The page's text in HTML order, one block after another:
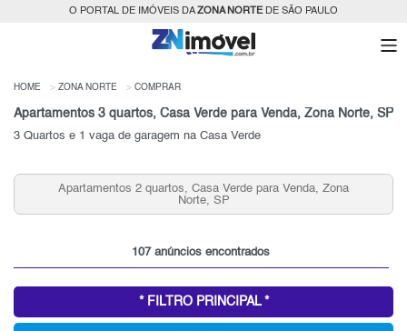
O PORTAL DE IMÓVEIS DAZONA NORTEDE SÃO PAULO
HOME ZONA NORTE COMPRAR
Apartamentos 3 quartos, Casa Verde para Venda, Zona Norte, SP
3 Quartos e 1 vaga de garagem na Casa Verde
Apartamentos 2 Quartos e 2 Vagas , Casa Verde para
Venda, Zona Norte, SP
107 anúncios encontrados
* FILTRO PRINCIPAL *